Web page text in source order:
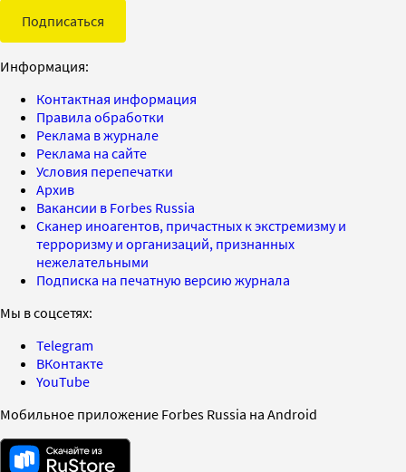
Подписаться
Информация:
Контактная информация
Правила обработки
Реклама в журнале
Реклама на сайте
Условия перепечатки
Архив
Вакансии в Forbes Russia
Сканер иноагентов, причастных к экстремизму и
терроризму и организаций, признанных
нежелательными
Подписка на печатную версию журнала
Мы в соцсетях:
Telegram
ВКонтакте
YouTube
Мобильное приложение Forbes Russia на Android